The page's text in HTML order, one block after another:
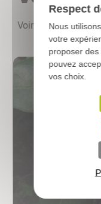
Voir les autres
Respect
Nous
votre
proposer
pouvez
vos choix.